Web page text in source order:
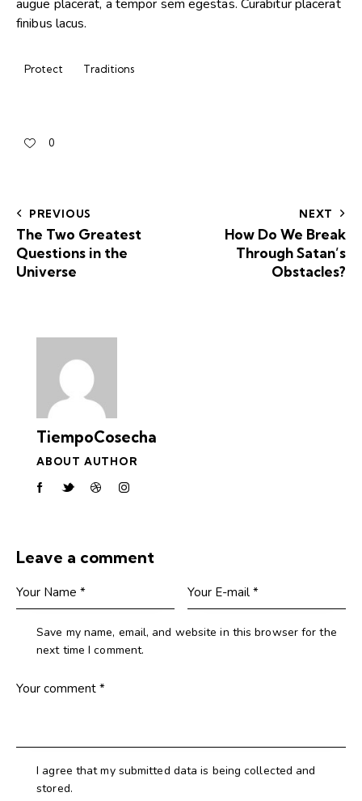
augue placerat, a tempor sem egestas. Curabitur placerat
finibus lacus.
Protect Traditions
0
PREVIOUS
The Two Greatest
Questions in the
Universe
NEXT
How Do We Break
Through Satan’s
Obstacles?
TiempoCosecha
ABOUT AUTHOR
Leave a comment
Save my name, email, and website in this browser for the
next time I comment.
I agree that my submitted data is being collected and
stored.